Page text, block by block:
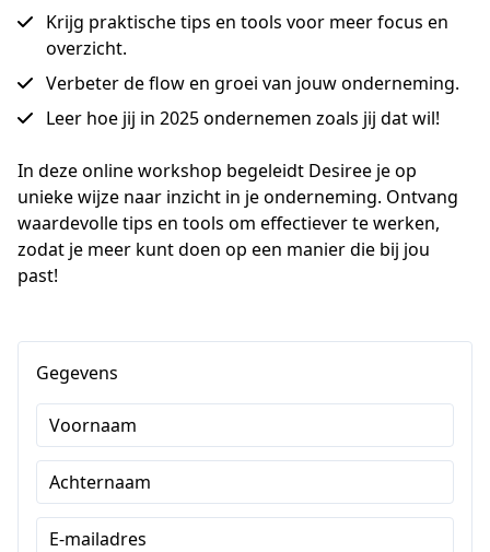
Krijg praktische tips en tools voor meer focus en
overzicht.
Verbeter de flow en groei van jouw onderneming.
Leer hoe jij in 2025 ondernemen zoals jij dat wil!
In deze online workshop begeleidt Desiree je op
unieke wijze naar inzicht in je onderneming. Ontvang
waardevolle tips en tools om effectiever te werken,
zodat je meer kunt doen op een manier die bij jou
past!
Gegevens
Voornaam
Achternaam
E-mailadres